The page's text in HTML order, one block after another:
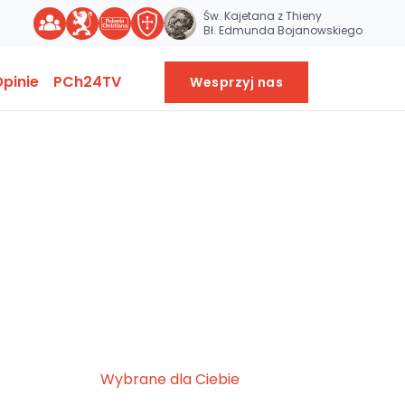
Św. Kajetana z Thieny
Bł. Edmunda Bojanowskiego
PCh24TV Wesprzyj nas
Wybrane dla Ciebie